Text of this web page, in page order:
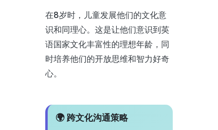
在8岁时，儿童发展他们的文化意
识和同理心。这是让他们意识到英
语国家文化丰富性的理想年龄，同
时培养他们的开放思维和智力好奇
心。
🌍 跨文化沟通策略